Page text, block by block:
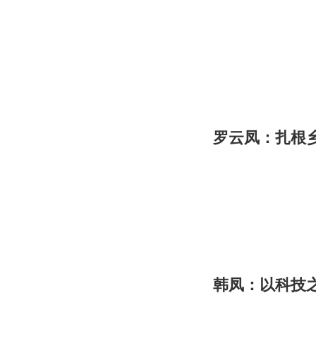
罗云凤：扎根
韩凤：以科技